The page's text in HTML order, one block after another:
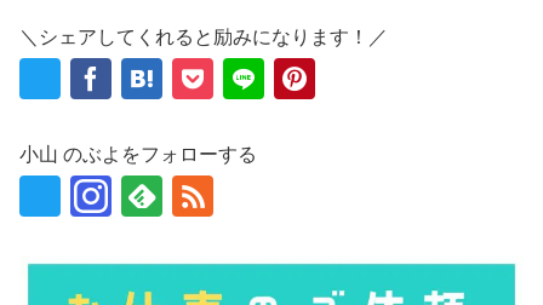
＼シェアしてくれると励みになります！／
小山 のぶよをフォローする